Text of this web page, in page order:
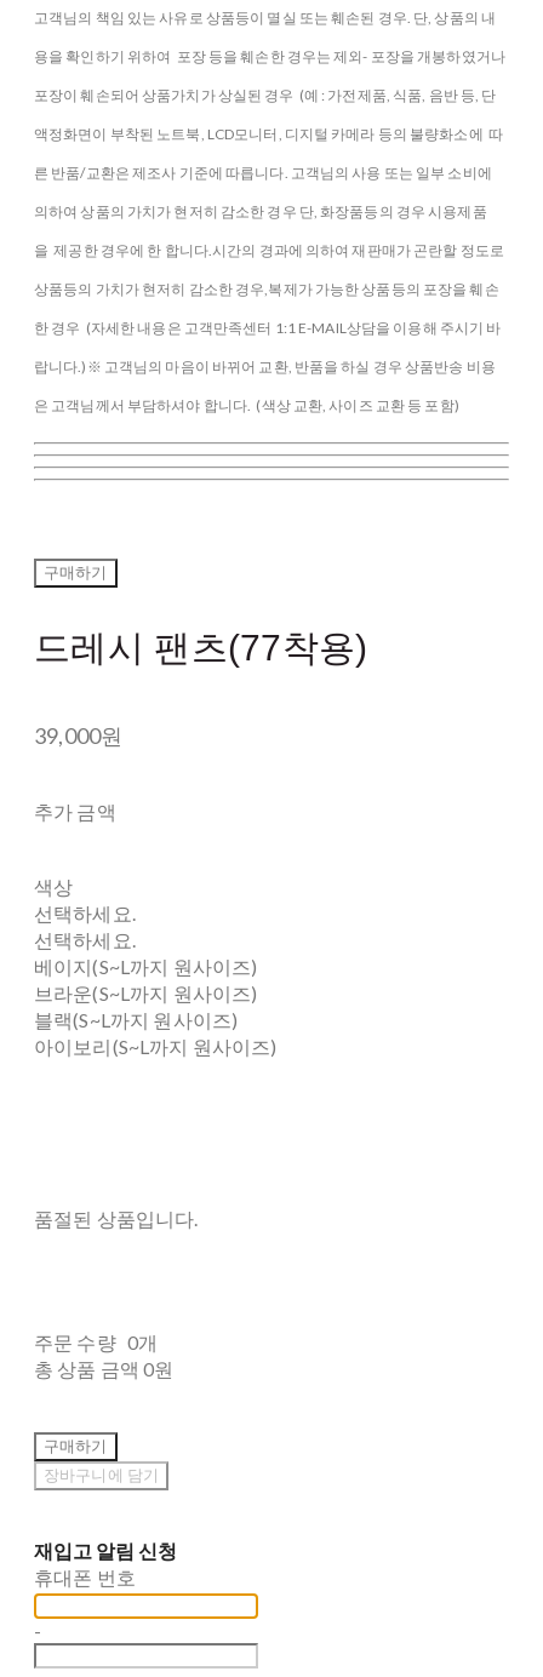
고객님의 책임 있는 사유로 상품등이 멸실 또는 훼손된 경우. 단, 상품의 내
용을 확인하기 위하여 포장 등을 훼손한 경우는 제외- 포장을 개봉하였거나
포장이 훼손되어 상품가치가 상실된 경우 (예 : 가전제품, 식품, 음반 등, 단
액정화면이 부착된 노트북, LCD모니터, 디지털 카메라 등의 불량화소에 따
른 반품/교환은 제조사 기준에 따릅니다. 고객님의 사용 또는 일부 소비에
의하여 상품의 가치가 현저히 감소한 경우 단, 화장품등의 경우 시용제품
을 제공한 경우에 한 합니다.시간의 경과에 의하여 재판매가 곤란할 정도로
상품등의 가치가 현저히 감소한 경우,복제가 가능한 상품등의 포장을 훼손
한 경우 (자세한 내용은 고객만족센터 1:1 E-MAIL상담을 이용해 주시기 바
랍니다.)※ 고객님의 마음이 바뀌어 교환, 반품을 하실 경우 상품반송 비용
은 고객님께서 부담하셔야 합니다. (색상 교환, 사이즈 교환 등 포함)
구매하기
드레시 팬츠(77착용)
39,000원
추가 금액
색상
선택하세요.
선택하세요.
베이지(S~L까지 원사이즈)
브라운(S~L까지 원사이즈)
블랙(S~L까지 원사이즈)
아이보리(S~L까지 원사이즈)
품절된 상품입니다.
주문 수량 0개
총 상품 금액 0원
구매하기
장바구니에 담기
재입고 알림 신청
휴대폰 번호
-